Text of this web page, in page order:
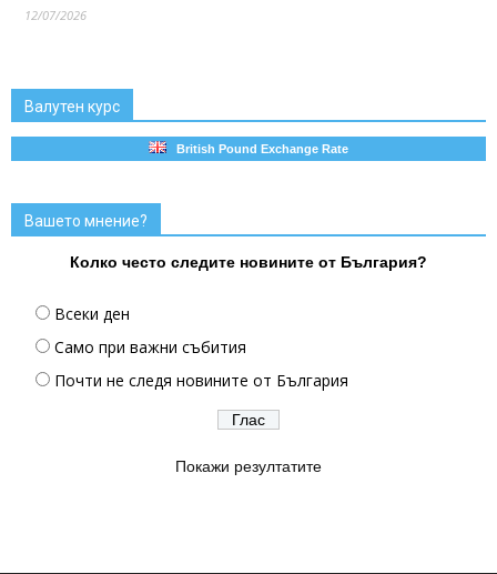
12/07/2026
Валутен курс
British Pound Exchange Rate
Вашето мнение?
Колко често следите новините от България?
Всеки ден
Само при важни събития
Почти не следя новините от България
Покажи резултатите